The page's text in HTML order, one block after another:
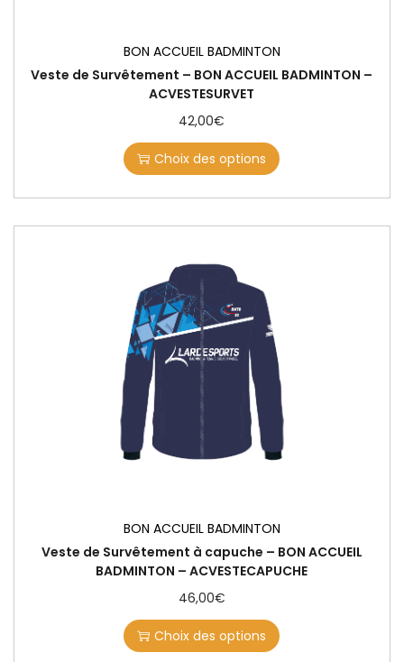
BON ACCUEIL BADMINTON
Veste de Survêtement – BON ACCUEIL BADMINTON –
ACVESTESURVET
42,00€
Choix des options
BON ACCUEIL BADMINTON
Veste de Survêtement à capuche – BON ACCUEIL
BADMINTON – ACVESTECAPUCHE
46,00€
Choix des options